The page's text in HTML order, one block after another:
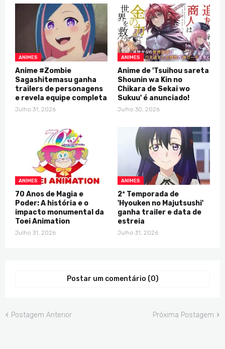
ANIMES
Anime #Zombie
Sagashitemasu ganha
trailers de personagens
e revela equipe completa
Julho 31, 2026
ANIMES
Anime de 'Tsuihou sareta
Shounin wa Kin no
Chikara de Sekai wo
Sukuu' é anunciado!
Julho 30, 2026
ANIMES
70 Anos de Magia e
Poder: A história e o
impacto monumental da
Toei Animation
Julho 31, 2026
ANIMES
2ª Temporada de
'Hyouken no Majutsushi'
ganha trailer e data de
estreia
Julho 31, 2026
Postar um comentário (0)
Postagem Anterior Próxima Postagem